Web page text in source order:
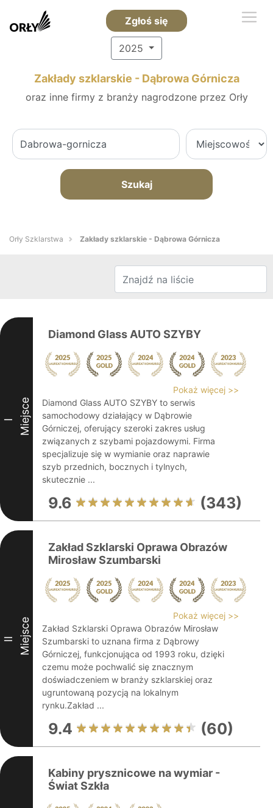
Zgłoś się
2025
Zakłady szklarskie - Dąbrowa Górnicza
oraz inne firmy z branży nagrodzone przez Orły
Szukaj
Orły Szklarstwa Zakłady szklarskie - Dąbrowa Górnicza
I Miejsce
Diamond Glass AUTO SZYBY
Pokaż więcej >>
Diamond Glass AUTO SZYBY to serwis
samochodowy działający w Dąbrowie
Górniczej, oferujący szeroki zakres usług
związanych z szybami pojazdowymi. Firma
specjalizuje się w wymianie oraz naprawie
szyb przednich, bocznych i tylnych,
skutecznie ...
9.6 (343)
II Miejsce
Zakład Szklarski Oprawa Obrazów
Mirosław Szumbarski
Pokaż więcej >>
Zakład Szklarski Oprawa Obrazów Mirosław
Szumbarski to uznana firma z Dąbrowy
Górniczej, funkcjonująca od 1993 roku, dzięki
czemu może pochwalić się znacznym
doświadczeniem w branży szklarskiej oraz
ugruntowaną pozycją na lokalnym
rynku.Zakład ...
9.4 (60)
Kabiny prysznicowe na wymiar -
Świat Szkła